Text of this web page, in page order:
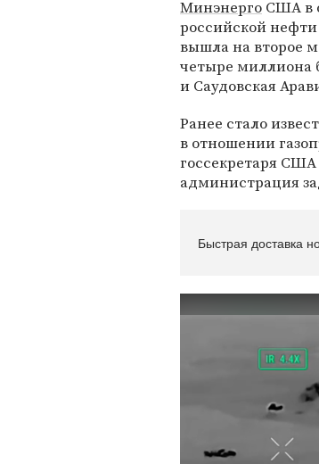
Минэнерго США в
российской
вышла на второе
четыре миллиона
и Саудовская
Ранее стало
в отношении
госсекретаря США
администрация
Быстрая доставка